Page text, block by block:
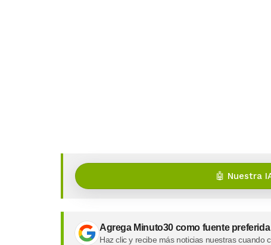
🤖 Nuestra
Agrega Minuto30 como fuente
Haz clic y recibe más noticias nuestras cuando